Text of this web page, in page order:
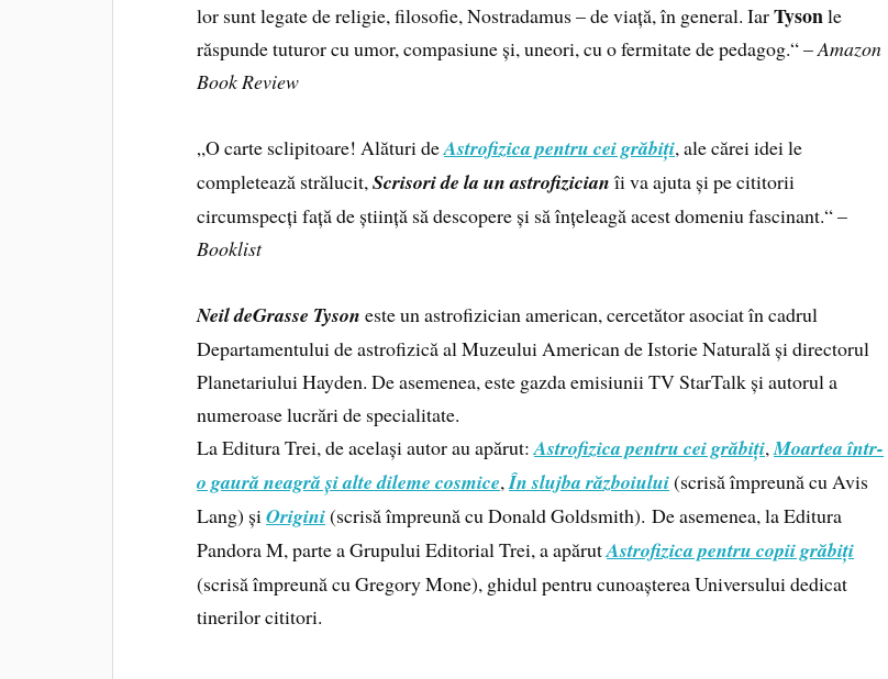
lor sunt legate de religie, filosofie, Nostradamus – de viață, în general. IarTysonle
răspunde tuturor cu umor, compasiune și, uneori, cu o fermitate de pedagog.“ –Amazon
Book Review
„O carte sclipitoare! Alături deAstrofizica pentru cei grăbiți, ale cărei idei le
completează strălucit,Scrisori de la un astrofizician îi va ajuta și pe cititorii
circumspecți față de știință să descopere și să înțeleagă acest domeniu fascinant.“ –
Booklist
Neil deGrasse Tyson este un astrofizician american, cercetător asociat în cadrul
Departamentului de astrofizică al Muzeului American de Istorie Naturală și directorul
Planetariului Hayden. De asemenea, este gazda emisiunii TV StarTalk și autorul a
numeroase lucrări de specialitate.
La Editura Trei, de același autor au apărut:Astrofizica pentru cei grăbiți,Moartea într-
o gaură neagră și alte dileme cosmice,În slujba războiului(scrisă împreună cu Avis
Lang) șiOrigini(scrisă împreună cu Donald Goldsmith). De asemenea, la Editura
Pandora M, parte a Grupului Editorial Trei, a apărutAstrofizica pentru copii grăbiți
(scrisă împreună cu Gregory Mone), ghidul pentru cunoașterea Universului dedicat
tinerilor cititori.